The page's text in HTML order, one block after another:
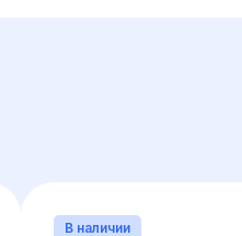
В наличии